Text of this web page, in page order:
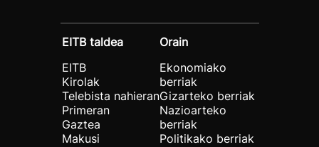
EITB taldea
EITB
Kirolak
Telebista nahieran
Primeran
Gaztea
Makusi
Orain
Ekonomiako
berriak
Gizarteko berriak
Nazioarteko
berriak
Politikako berriak